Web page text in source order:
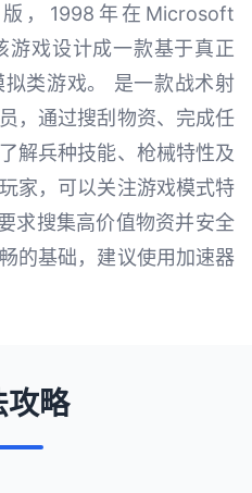
，1998年在Microsoft
戏设计成一款基于真正
类游戏。 是一款战术射
，通过搜刮物资、完成任
解兵种技能、枪械特性及
家，可以关注游戏模式特
求搜集高价值物资并安全
的基础，建议使用加速器
攻略